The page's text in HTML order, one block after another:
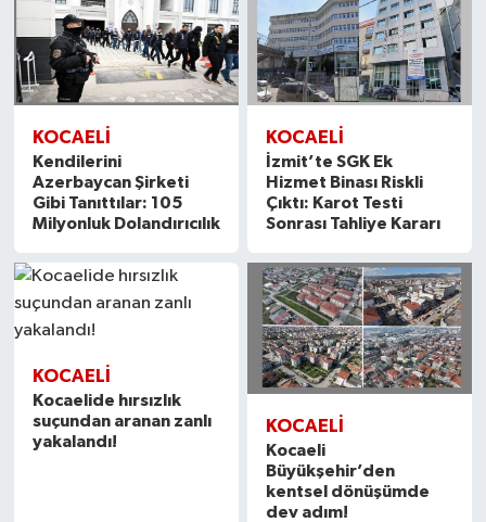
KOCAELİ
Kendilerini
Azerbaycan Şirketi
Gibi Tanıttılar: 105
Milyonluk Dolandırıcılık
KOCAELİ
İzmit’te SGK Ek
Hizmet Binası Riskli
Çıktı: Karot Testi
Sonrası Tahliye Kararı
KOCAELİ
Kocaelide hırsızlık
suçundan aranan zanlı
yakalandı!
KOCAELİ
Kocaeli
Büyükşehir’den
kentsel dönüşümde
dev adım!